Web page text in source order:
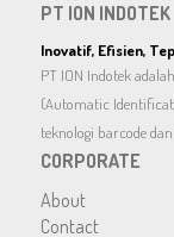
PT ION INDOTEK
Inovatif, Efisien,
PT ION Indotek
(Automatic
teknologi barcode
CORPORATE
About
Contact